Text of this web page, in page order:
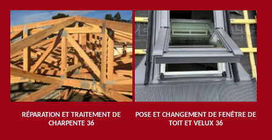
RÉPARATION ET TRAITEMENT DE
CHARPENTE 36
POSE ET CHANGEMENT DE FENÊTRE DE
TOIT ET VELUX 36